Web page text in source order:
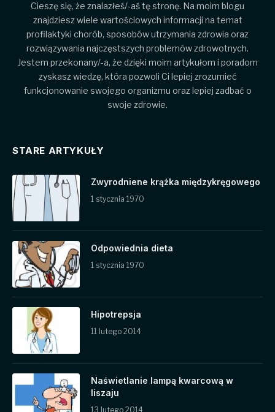
Cieszę się, że znalazłeś/-aś tę stronę. Na moim blogu
znajdziesz wiele wartościowych informacji na temat
profilaktyki chorób, sposobów utrzymania zdrowia oraz
rozwiązywania najczęstszych problemów zdrowotnych.
Jestem przekonany/-a, że dzięki moim artykułom i poradom
zyskasz wiedzę, która pozwoli Ci lepiej zrozumieć
funkcjonowanie swojego organizmu oraz lepiej zadbać o
swoje zdrowie.
STARE ARTYKUŁY
Zwyrodniene krążka międzykręgowego
1 stycznia 1970
Odpowiednia dieta
1 stycznia 1970
Hipotrepsja
11 lutego 2014
Naświetlanie lampą kwarcową w
liszaju
13 lutego 2014